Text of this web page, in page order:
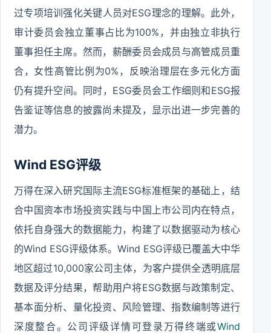
过专项培训强化关键人员对ESG理念的理解。此外，
审计委员会独立董事占比为100%，并由独立非执行
董事担任主席。然而，薪酬委员会成员与高管成员重
合，女性高管比例为0%，反映治理层在多元化方面
仍有提升空间。同时，ESG委员会工作细则和ESG报
告鉴证等信息的披露尚未提及，显示出进一步完善的
潜力。
Wind ESG评级
万得在深入研究国际主流ESG标准框架的基础上，结
合中国资本市场投资实践与中国上市公司内在特点，
依托自身强大的数据能力，构建了以数据驱动为核心
的Wind ESG评级体系。Wind ESG评级已覆盖大中华
地区超过10,000家公司主体，为客户提供全透明底层
数据及评分结果，帮助用户将ESG数据与政策制定、
基本面分析、量化投资、风险管理、指数编制等进行
深度整合。公司评级详情可登录万得终端或Wind